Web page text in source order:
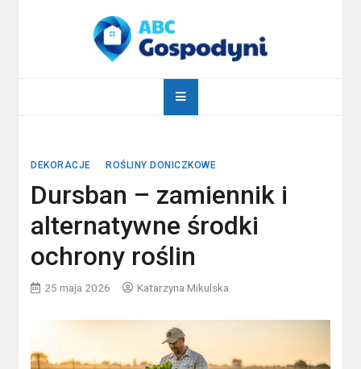
abcgospodyni.pl
DEKORACJE ROŚLINY DONICZKOWE
Dursban – zamiennik i
alternatywne środki
ochrony roślin
25 maja 2026 Katarzyna Mikulska